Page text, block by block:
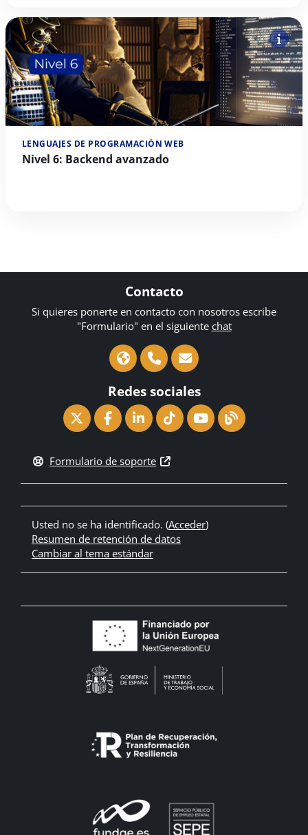
LENGUAJES DE PROGRAMACIÓN WEB
Nivel 6: Backend avanzado
Contacto
Si quieres ponerte en contacto con nosotros escribe
"Formulario" en el siguiente chat
Redes sociales
Formulario de soporte
Usted no se ha identificado. (Acceder)
Resumen de retención de datos
Cambiar al tema estándar